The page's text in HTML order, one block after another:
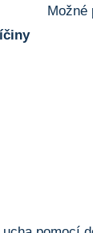
Možné